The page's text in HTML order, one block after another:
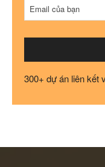
Name
Email của bạn
300+ dự án liên kết